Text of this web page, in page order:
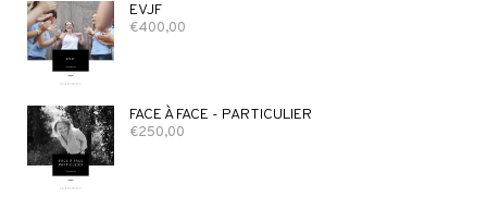
EVJF
€400,00
FACE À FACE - PARTICULIER
€250,00